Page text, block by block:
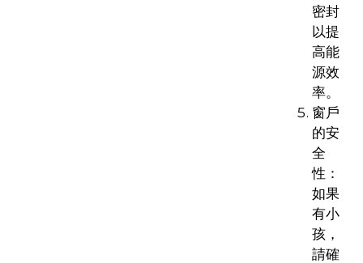
密封
以提
高能
源效
率。
窗戶
的安
全
性：
如果
有小
孩，
請確